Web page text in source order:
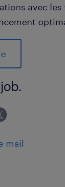
avec
de la
assurer la
lecture de
des
:
mail